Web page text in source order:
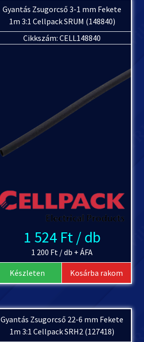
Gyantás Zsugorcső 3-1 mm Fekete
1m 3:1 Cellpack SRUM (148840)
Cikkszám: CELL148840
1 524 Ft / db
1 200 Ft / db + ÁFA
Készleten Kosárba rakom
Gyantás Zsugorcső 22-6 mm Fekete
1m 3:1 Cellpack SRH2 (127418)